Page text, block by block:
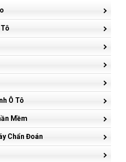
Ô Tô
Mềm
Chẩn Đoán